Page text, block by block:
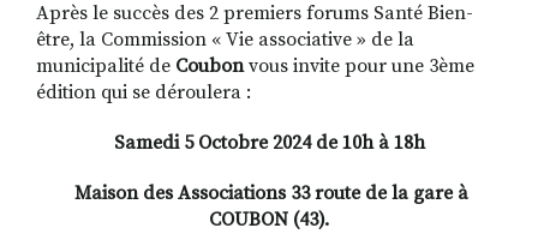
Après le succès des 2 premiers forums Santé Bien-
être, la Commission « Vie associative » de la
municipalité de Coubonvous invite pour une 3ème
édition qui se déroulera :
Samedi 5 Octobre 2024 de 10h à 18h
Maison des Associations 33 route de la gare à
COUBON (43).